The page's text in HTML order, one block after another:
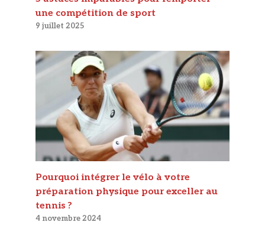
une compétition de sport
9 juillet 2025
Pourquoi intégrer le vélo à votre
préparation physique pour exceller au
tennis ?
4 novembre 2024